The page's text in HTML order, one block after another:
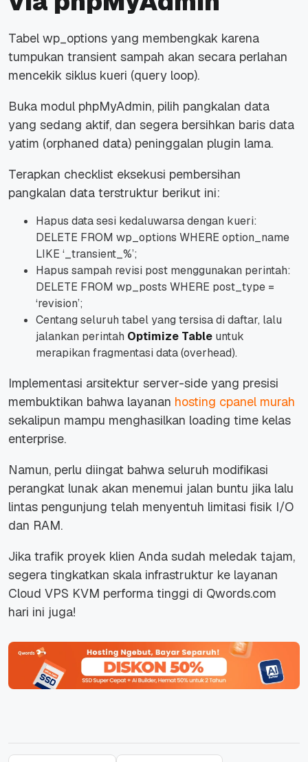
Tabel wp_options yang membengkak karena
tumpukan transient sampah akan secara perlahan
mencekik siklus kueri (query loop).
Buka modul phpMyAdmin, pilih pangkalan data
yang sedang aktif, dan segera bersihkan baris data
yatim (orphaned data) peninggalan plugin lama.
Terapkan checklist eksekusi pembersihan
pangkalan data terstruktur berikut ini:
Hapus data sesi kedaluwarsa dengan kueri:
DELETE FROM wp_options WHERE option_name
LIKE ‘_transient_%’;
Hapus sampah revisi post menggunakan perintah:
DELETE FROM wp_posts WHERE post_type =
‘revision’;
Centang seluruh tabel yang tersisa di daftar, lalu
jalankan perintah Optimize Table untuk
merapikan fragmentasi data (overhead).
Implementasi arsitektur server-side yang presisi
membuktikan bahwa layanan hosting cpanel murah
sekalipun mampu menghasilkan loading time kelas
enterprise.
Namun, perlu diingat bahwa seluruh modifikasi
perangkat lunak akan menemui jalan buntu jika lalu
lintas pengunjung telah menyentuh limitasi fisik I/O
dan RAM.
Jika trafik proyek klien Anda sudah meledak tajam,
segera tingkatkan skala infrastruktur ke layanan
Cloud VPS KVM performa tinggi di Qwords.com
hari ini juga!